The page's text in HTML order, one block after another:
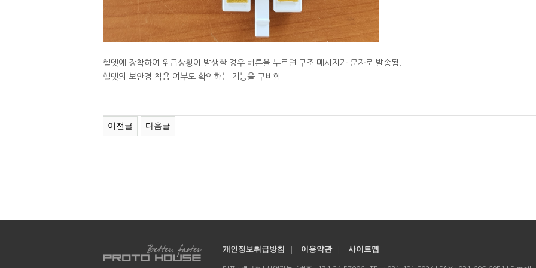
헬멧에 장착하여 위급상황이 발생할 경우 버튼을 누르면 구조 메시지가 문자로 발송됨.
헬멧의 보안경 착용 여부도 확인하는 기능을 구비함
이전글 다음글
개인정보취급방침 | 이용약관 | 사이트맵